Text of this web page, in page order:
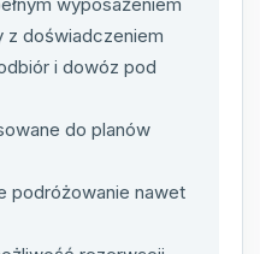
z doświadczeniem
i dowóz pod
do planów
podróżowanie nawet